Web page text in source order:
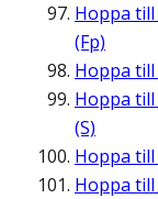
Hoppa till
(Fp)
Hoppa till
Hoppa till
(S)
Hoppa till
Hoppa till